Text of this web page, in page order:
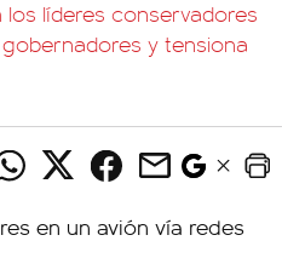
los líderes conservadores
y tensiona